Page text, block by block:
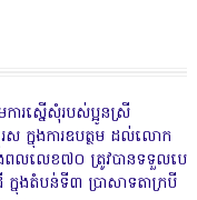
ារស្នើសុំរបស់ប្អូនស្រី
ស ក្នុងការឧបត្ថម ដល់លោក
លលេខ៧០ ត្រូវបានទទួលបេ
ក្នុងតំបន់ទី៣ ប្រាសាទតាក្របី